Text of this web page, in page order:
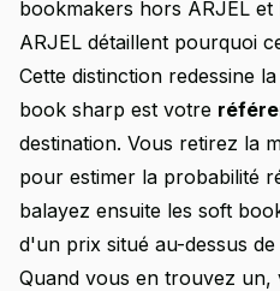
bookmakers hors ARJEL et
ARJEL détaillent pourquoi
Cette distinction redessine
book sharp est votre
destination. Vous retirez la
pour estimer la probabilité
balayez ensuite les soft
d'un prix situé au-dessus
Quand vous en trouvez un,